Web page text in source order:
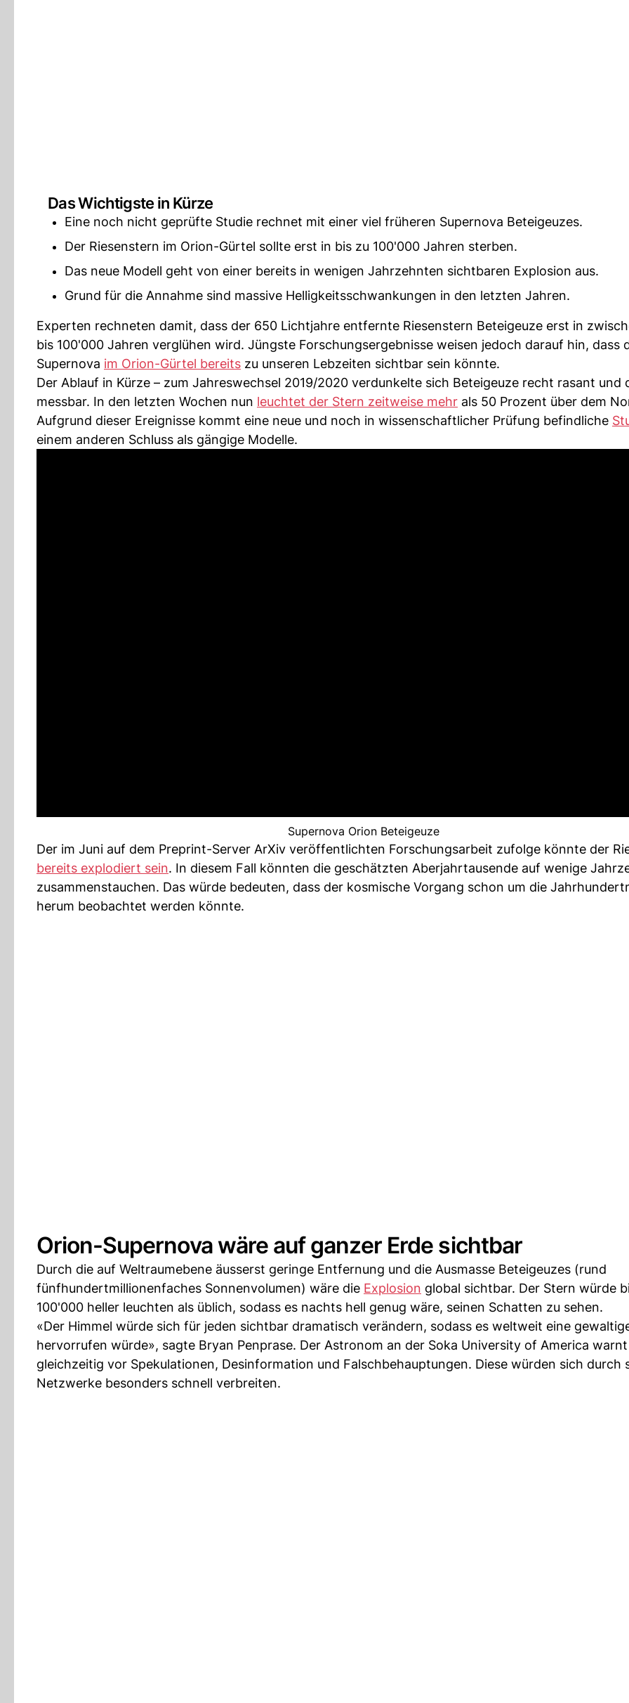
Das Wichtigste in Kürze
Eine noch nicht geprüfte Studie rechnet mit einer viel früheren Supernova Beteigeuzes.
Der Riesenstern im Orion-Gürtel sollte erst in bis zu 100'000 Jahren sterben.
Das neue Modell geht von einer bereits in wenigen Jahrzehnten sichtbaren Explosion aus.
Grund für die Annahme sind massive Helligkeitsschwankungen in den letzten Jahren.
Experten rechneten damit, dass der 650 Lichtjahre entfernte Riesenstern Beteigeuze erst in
bis 100'000 Jahren verglühen wird. Jüngste Forschungsergebnisse weisen jedoch darauf hin, dass
Supernova im Orion-Gürtel bereits zu unseren Lebzeiten sichtbar sein könnte.
Der Ablauf in Kürze – zum Jahreswechsel 2019/2020 verdunkelte sich Beteigeuze recht rasant und
messbar. In den letzten Wochen nun leuchtet der Stern zeitweise mehr als 50 Prozent über dem
Aufgrund dieser Ereignisse kommt eine neue und noch in wissenschaftlicher Prüfung befindliche
einem anderen Schluss als gängige Modelle.
Supernova Orion Beteigeuze
Der im Juni auf dem Preprint-Server ArXiv veröffentlichten Forschungsarbeit zufolge könnte der
bereits explodiert sein. In diesem Fall könnten die geschätzten Aberjahrtausende auf wenige
zusammenstauchen. Das würde bedeuten, dass der kosmische Vorgang schon um die
herum beobachtet werden könnte.
Orion-Supernova wäre auf ganzer Erde sichtbar
Durch die auf Weltraumebene äusserst geringe Entfernung und die Ausmasse Beteigeuzes (rund
fünfhundertmillionenfaches Sonnenvolumen) wäre die Explosion global sichtbar. Der Stern würde
100'000 heller leuchten als üblich, sodass es nachts hell genug wäre, seinen Schatten zu sehen.
«Der Himmel würde sich für jeden sichtbar dramatisch verändern, sodass es weltweit eine
hervorrufen würde», sagte Bryan Penprase. Der Astronom an der Soka University of America warnt
gleichzeitig vor Spekulationen, Desinformation und Falschbehauptungen. Diese würden sich durch
Netzwerke besonders schnell verbreiten.